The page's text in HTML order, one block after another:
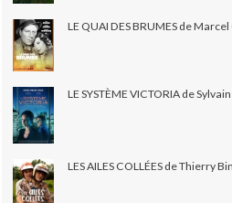
LE QUAI DES BRUMES de
LE SYSTÈME VICTORIA de
LES AILES COLLÉES de Thierry